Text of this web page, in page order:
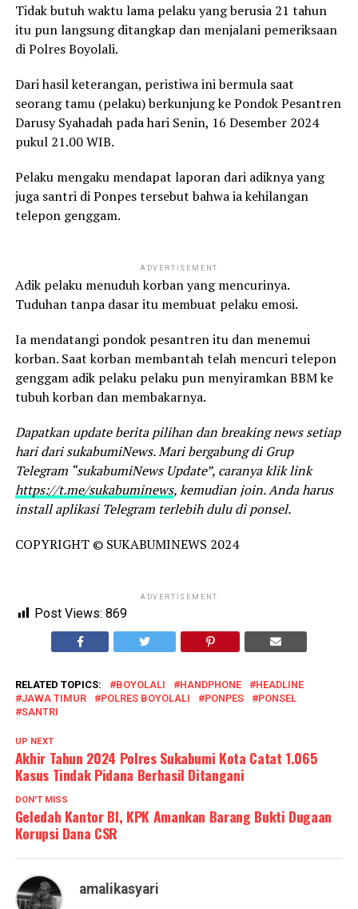
Tidak butuh waktu lama pelaku yang berusia 21 tahun
itu pun langsung ditangkap dan menjalani pemeriksaan
di Polres Boyolali.
Dari hasil keterangan, peristiwa ini bermula saat
seorang tamu (pelaku) berkunjung ke Pondok Pesantren
Darusy Syahadah pada hari Senin, 16 Desember 2024
pukul 21.00 WIB.
Pelaku mengaku mendapat laporan dari adiknya yang
juga santri di Ponpes tersebut bahwa ia kehilangan
telepon genggam.
ADVERTISEMENT
Adik pelaku menuduh korban yang mencurinya.
Tuduhan tanpa dasar itu membuat pelaku emosi.
Ia mendatangi pondok pesantren itu dan menemui
korban. Saat korban membantah telah mencuri telepon
genggam adik pelaku pelaku pun menyiramkan BBM ke
tubuh korban dan membakarnya.
Dapatkan update berita pilihan dan breaking news setiap
hari dari sukabumiNews. Mari bergabung di Grup
Telegram “sukabumiNews Update”, caranya klik link
https://t.me/sukabuminews, kemudian join. Anda harus
install aplikasi Telegram terlebih dulu di ponsel.
COPYRIGHT © SUKABUMINEWS 2024
ADVERTISEMENT
Post Views: 869
RELATED TOPICS: BOYOLALI HANDPHONE
HEADLINE
JAWA TIMUR
POLRES BOYOLALI PONPES
PONSEL
SANTRI
UP NEXT
Akhir Tahun 2024 Polres Sukabumi Kota Catat 1.065
Kasus Tindak Pidana Berhasil Ditangani
DON'T MISS
Geledah Kantor BI, KPK Amankan Barang Bukti Dugaan
Korupsi Dana CSR
amalikasyari